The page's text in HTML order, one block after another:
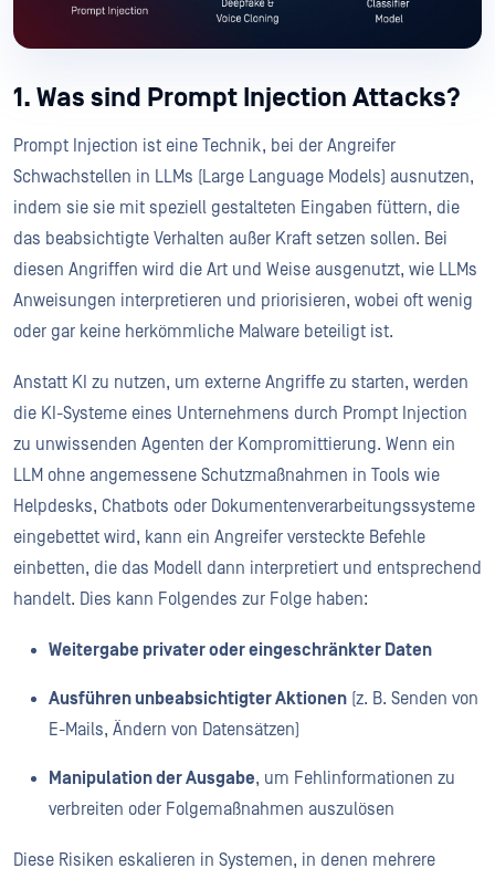
1. Was sind Prompt Injection Attacks?
Prompt Injection ist eine Technik, bei der Angreifer
Schwachstellen in LLMs (Large Language Models) ausnutzen,
indem sie sie mit speziell gestalteten Eingaben füttern, die
das beabsichtigte Verhalten außer Kraft setzen sollen. Bei
diesen Angriffen wird die Art und Weise ausgenutzt, wie LLMs
Anweisungen interpretieren und priorisieren, wobei oft wenig
oder gar keine herkömmliche Malware beteiligt ist.
Anstatt KI zu nutzen, um externe Angriffe zu starten, werden
die KI-Systeme eines Unternehmens durch Prompt Injection
zu unwissenden Agenten der Kompromittierung. Wenn ein
LLM ohne angemessene Schutzmaßnahmen in Tools wie
Helpdesks, Chatbots oder Dokumentenverarbeitungssysteme
eingebettet wird, kann ein Angreifer versteckte Befehle
einbetten, die das Modell dann interpretiert und entsprechend
handelt. Dies kann Folgendes zur Folge haben:
Weitergabe privater oder eingeschränkter Daten
Ausführen unbeabsichtigter Aktionen (z. B. Senden von
E-Mails, Ändern von Datensätzen)
Manipulation der Ausgabe, um Fehlinformationen zu
verbreiten oder Folgemaßnahmen auszulösen
Diese Risiken eskalieren in Systemen, in denen mehrere